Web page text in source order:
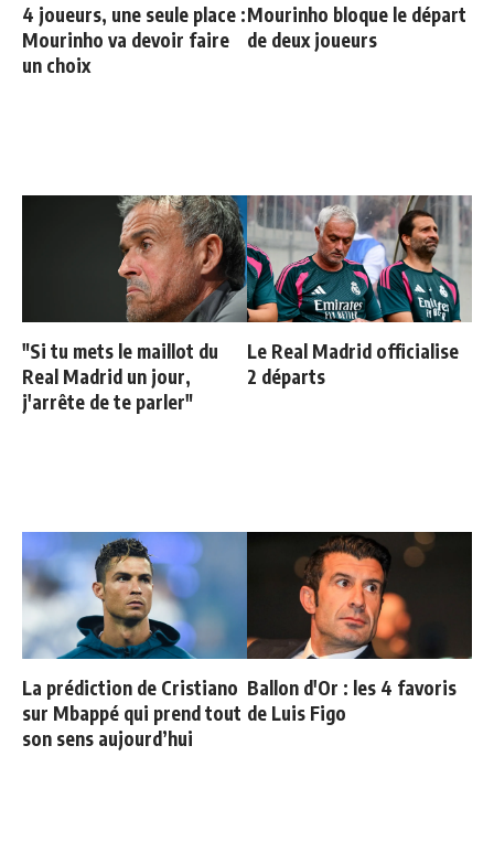
4 joueurs, une seule place :
Mourinho va devoir faire
un choix
Mourinho bloque le départ
de deux joueurs
"Si tu mets le maillot du
Real Madrid un jour,
j'arrête de te parler"
Le Real Madrid officialise
2 départs
La prédiction de Cristiano
sur Mbappé qui prend tout
son sens aujourd’hui
Ballon d'Or : les 4 favoris
de Luis Figo